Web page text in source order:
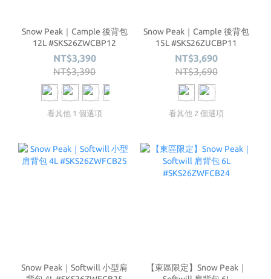
Snow Peak｜Cample 後背包
12L #SKS26ZWCBP12
NT$3,390
NT$3,390
看其他 1 個選項
Snow Peak｜Cample 後背包
15L #SKS26ZUCBP11
NT$3,690
NT$3,690
看其他 2 個選項
Snow Peak｜Softwill 小型肩
【東區限定】Snow Peak｜